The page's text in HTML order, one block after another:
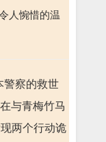
人惋惜的温
警察的救世
与青梅竹马
两个行动诡